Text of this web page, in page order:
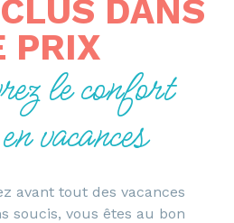
DANS
PRIX
le confort
vacances
avant tout des vacances
soucis, vous êtes au bon